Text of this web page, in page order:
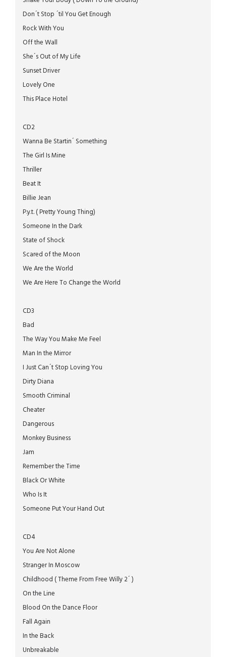
Don´t Stop ´til You Get Enough
Rock With You
Off the Wall
She´s Out of My Life
Sunset Driver
Lovely One
This Place Hotel
CD2
Wanna Be Startin´ Something
The Girl Is Mine
Thriller
Beat It
Billie Jean
P.y.t. ( Pretty Young Thing)
Someone In the Dark
State of Shock
Scared of the Moon
We Are the World
We Are Here To Change the World
CD3
Bad
The Way You Make Me Feel
Man In the Mirror
I Just Can´t Stop Loving You
Dirty Diana
Smooth Criminal
Cheater
Dangerous
Monkey Business
Jam
Remember the Time
Black Or White
Who Is It
Someone Put Your Hand Out
CD4
You Are Not Alone
Stranger In Moscow
Childhood ( Theme From Free Willy 2´ )
On the Line
Blood On the Dance Floor
Fall Again
In the Back
Unbreakable